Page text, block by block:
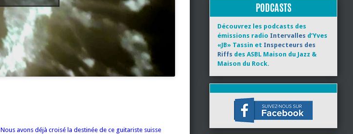
Nous avons déjà croisé la destinée de ce guitariste suisse
PODCASTS
Découvrez les podcasts des
émissions radio Intervalles d’Yves
«JB» Tassin et Inspecteurs des
Riffs des ASBL Maison du Jazz &
Maison du Rock.